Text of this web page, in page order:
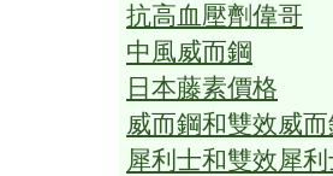
抗高血壓劑偉哥
中風威而鋼
日本藤素價格
威而鋼和雙效威
犀利士和雙效犀